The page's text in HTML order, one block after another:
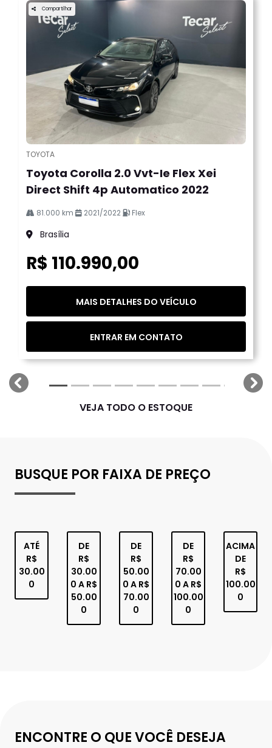
Compartilhar
TOYOTA
Toyota Corolla 2.0 Vvt-Ie Flex Xei
Direct Shift 4p Automatico 2022
81.000 km 2021/2022 Flex
Brasília
R$ 110.990,00
MAIS DETALHES DO VEÍCULO
ENTRAR EM CONTATO
templates.template-
VEJA TODO O ESTOQUE
BUSQUE POR FAIXA DE PREÇO
ATÉ
R$
30.00
0
DE
R$
30.00
0 A R$
50.00
0
DE
R$
50.00
0 A R$
70.00
0
DE
R$
70.00
0 A R$
100.00
0
ACIMA
DE
R$
100.00
0
ENCONTRE O QUE VOCÊ DESEJA